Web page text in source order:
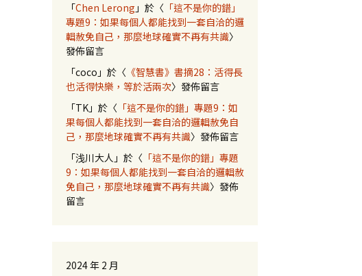
「Chen Lerong 」於〈 「這不是你的錯」
專題9：如果每個人都能找到一套自洽的邏
輯赦免自己，那麼地球確實不再有共識〉
發佈留言
「coco 」於〈 《智慧書》書摘28：活得長
也活得快樂，等於活兩次〉發佈留言
「TK」於〈 「這不是你的錯」專題9：如
果每個人都能找到一套自洽的邏輯赦免自
己，那麼地球確實不再有共識〉發佈留言
「浅川大人 」於〈 「這不是你的錯」專題
9：如果每個人都能找到一套自洽的邏輯赦
免自己，那麼地球確實不再有共識〉發佈
留言
2024 年 2 月